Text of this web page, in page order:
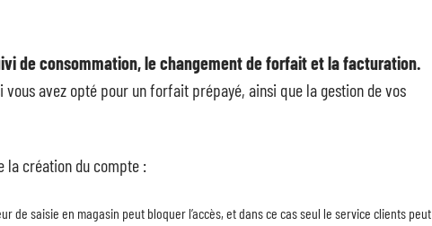
de consommation, le changement de forfait et la facturation.
vous avez opté pour un forfait prépayé, ainsi que la gestion de vos
la création du compte :
de saisie en magasin peut bloquer l’accès, et dans ce cas seul le service clients peut